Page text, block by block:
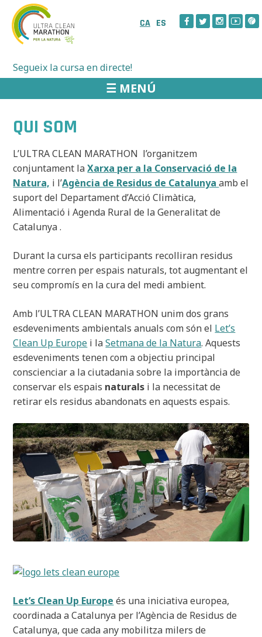
Skip
content
CA ES
Segueix la cursa en directe!
☰ MENÚ
QUI SOM
L’ULTRA CLEAN MARATHON l’organitzem
conjuntament laXarxa per a la Conservació de la
Natura, i l’Agència de Residus de Catalunyaamb el
suport del Departament d’Acció Climàtica,
Alimentació i Agenda Rural de la Generalitat de
Catalunya .
Durant la cursa els participants recolliran residus
mentre corren per espais naturals, tot augmentant el
seu compromís en la cura del medi ambient.
Amb l’ULTRA CLEAN MARATHON unim dos grans
esdeveniments ambientals anuals com són el Let’s
Clean Up Europe i laSetmana de la Natura. Aquests
esdeveniments tenen com a objectiu principal
conscienciar a la ciutadania sobre la importància de
conservar els espais naturals i la necessitat de
retirar els residus abandonats en aquests espais.
Let’s Clean Up Europe és una iniciativa europea,
coordinada a Catalunya per l’Agència de Residus de
Catalunya, que cada any mobilitza milers de